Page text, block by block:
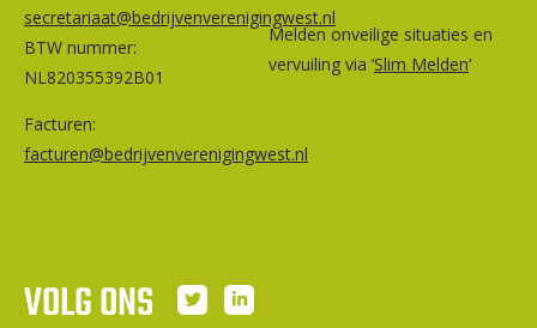
secretariaat@bedrijvenverenigingwest.nl
BTW nummer:
NL820355392B01
Facturen:
facturen@bedrijvenverenigingwest.nl
Melden onveilige situaties en
vervuiling via ‘Slim Melden‘
VOLG ONS